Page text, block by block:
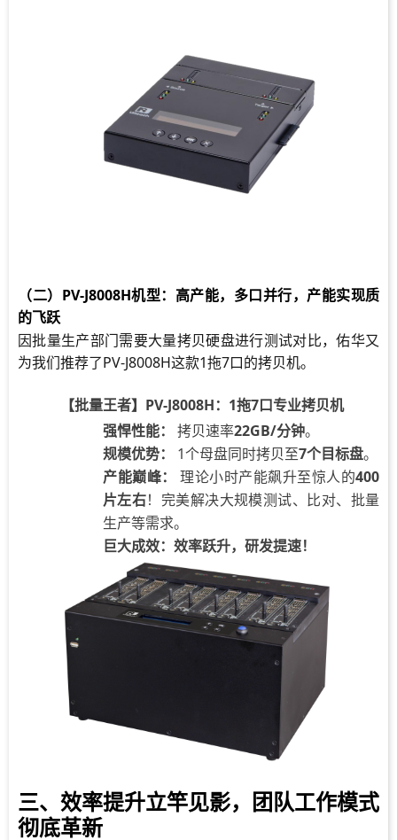
（二）PV-J8008H机型：高产能，多口并行，产能实现质
的飞跃
因批量生产部门需要大量拷贝硬盘进行测试对比，佑华又
为我们推荐了PV-J8008H这款1拖7口的拷贝机。
【批量王者】PV-J8008H ： 1拖7口专业拷贝机
强悍性能：
拷贝速率22GB/分钟。
规模优势：
1个母盘同时拷贝至7个目标盘。
产能巅峰：
理论小时产能飙升至惊人的400
片左右！完美解决大规模测试、比对、批量
生产等需求。
巨大成效：效率跃升，研发提速！
三、效率提升立竿见影，团队工作模式
彻底革新